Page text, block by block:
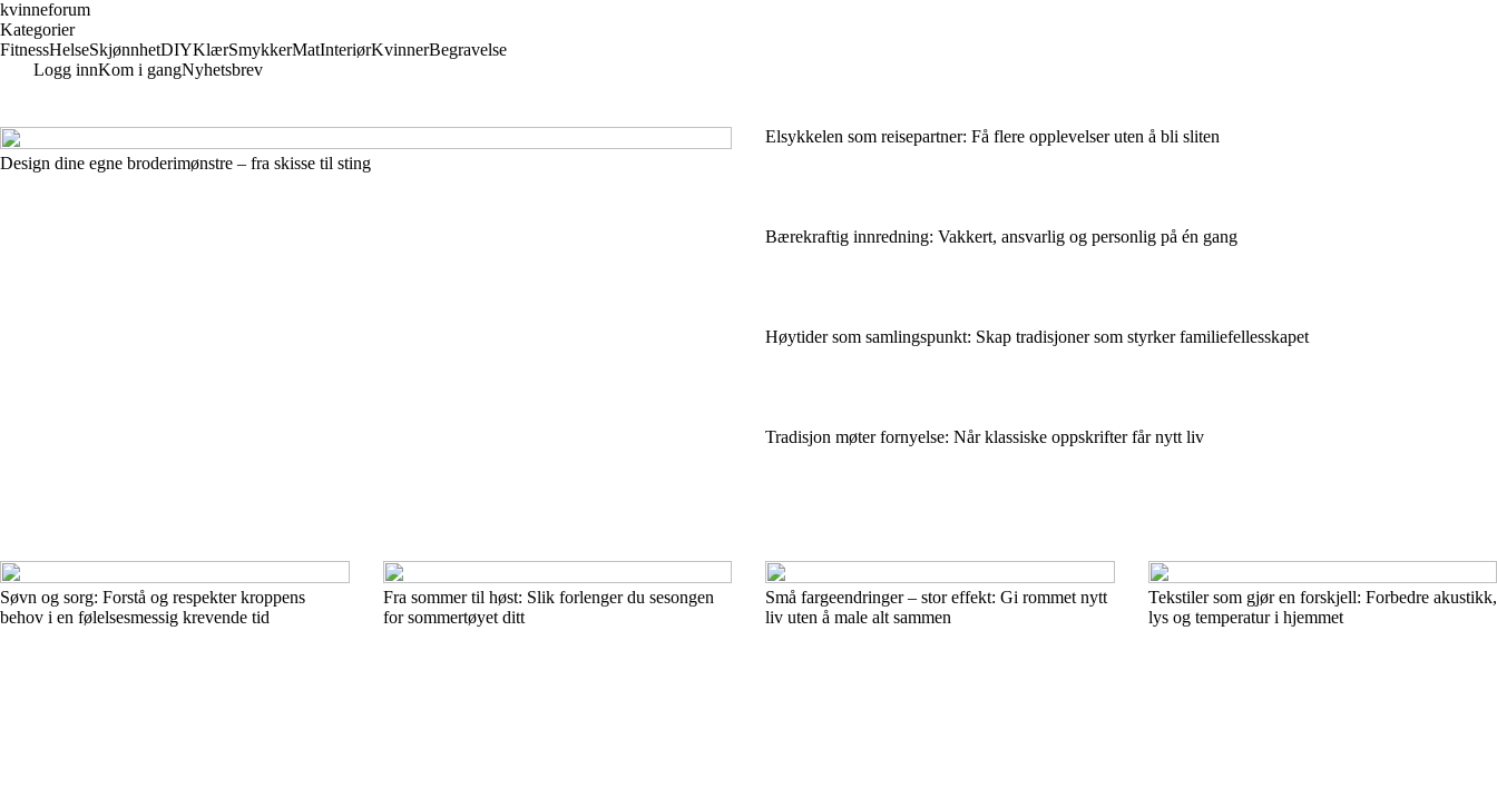
kvinneforum
Kategorier
FitnessHelseSkjønnhetDIYKlærSmykkerMatInteriørKvinnerBegravelse
Logg innKom i gangNyhetsbrev
Design dine egne broderimønstre – fra skisse til sting
Elsykkelen som reisepartner: Få flere opplevelser uten å bli sliten
Bærekraftig innredning: Vakkert, ansvarlig og personlig på én gang
Høytider som samlingspunkt: Skap tradisjoner som styrker familiefellesskapet
Tradisjon møter fornyelse: Når klassiske oppskrifter får nytt liv
Søvn og sorg: Forstå og respekter kroppens
behov i en følelsesmessig krevende tid
Fra sommer til høst: Slik forlenger du sesongen
for sommertøyet ditt
Små fargeendringer – stor effekt: Gi rommet nytt
liv uten å male alt sammen
Tekstiler som gjør en forskjell: Forbedre akustikk,
lys og temperatur i hjemmet